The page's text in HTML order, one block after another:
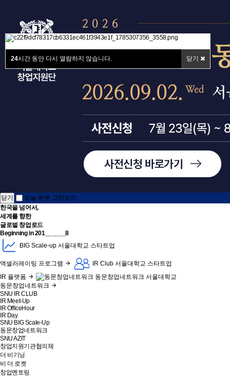
24시간 동안 다시 열람하지 않습니다. 닫기
닫기
오늘 하루 그만보기
한국을 넘어서,
세계 를 향한
글로벌 창업로드
Beginning in201______8
BIG Scale-up 서울대학교 스타트업
액셀러레이팅 프로그램 IR Club 서울대학교 스타트업
IR 플랫폼
동문창업네트워크 서울대학교
동문창업네트워크
SNU IR CLUB
IR Meet-Up
IR OfficeHour
IR Day
SNU BIG Scale-Up
동문창업네트워크
SNU AZIT
창업지원기관협의체
더 비기닝
비 더 로켓
창업멘토링